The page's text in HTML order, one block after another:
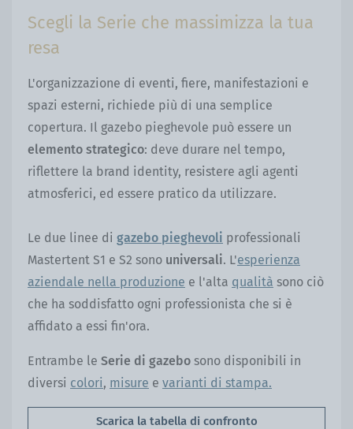
Scegli la Serie che massimizza la tua
resa
L'organizzazione di eventi, fiere, manifestazioni e
spazi esterni, richiede più di una semplice
copertura. Il gazebo pieghevole può essere un
elemento strategico: deve durare nel tempo,
riflettere la brand identity, resistere agli agenti
atmosferici, ed essere pratico da utilizzare.
Le due linee di gazebo pieghevoli professionali
Mastertent S1 e S2 sono universali. L'esperienza
aziendale nella produzione e l'alta qualità sono ciò
che ha soddisfatto ogni professionista che si è
affidato a essi fin'ora.
Entrambe le Serie di gazebo sono disponibili in
diversi colori, misure e varianti di stampa.
Scarica la tabella di confronto